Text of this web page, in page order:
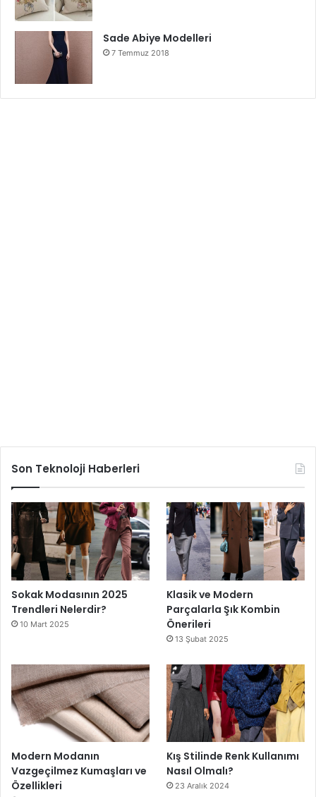
Sade Abiye Modelleri
7 Temmuz 2018
Son Teknoloji Haberleri
Sokak Modasının 2025
Trendleri Nelerdir?
10 Mart 2025
Klasik ve Modern
Parçalarla Şık Kombin
Önerileri
13 Şubat 2025
Modern Modanın
Vazgeçilmez Kumaşları ve
Özellikleri
Kış Stilinde Renk Kullanımı
Nasıl Olmalı?
23 Aralık 2024